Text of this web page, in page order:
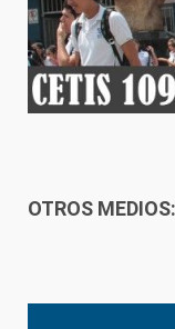
OTROS MEDIOS: